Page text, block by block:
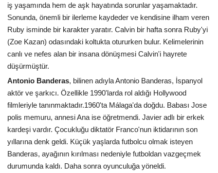
iş yaşamında hem de aşk hayatında sorunlar yaşamaktadır.
Sonunda, önemli bir ilerleme kaydeder ve kendisine ilham veren
Ruby isminde bir karakter yaratır. Calvin bir hafta sonra Ruby'yi
(Zoe Kazan) odasındaki koltukta otururken bulur. Kelimelerinin
canlı ve nefes alan bir insana dönüşmesi Calvin'i hayrete
düşürmüştür.
Antonio Banderas, bilinen adıyla Antonio Banderas, İspanyol
aktör ve şarkıcı. Özellikle 1990'larda rol aldığı Hollywood
filmleriyle tanınmaktadır.1960'ta Málaga'da doğdu. Babası Jose
polis memuru, annesi Ana ise öğretmendi. Javier adlı bir erkek
kardeşi vardır. Çocukluğu diktatör Franco'nun iktidarının son
yıllarına denk geldi. Küçük yaşlarda futbolcu olmak isteyen
Banderas, ayağının kırılması nedeniyle futboldan vazgeçmek
durumunda kaldı. Daha sonra oyunculuğa yöneldi.